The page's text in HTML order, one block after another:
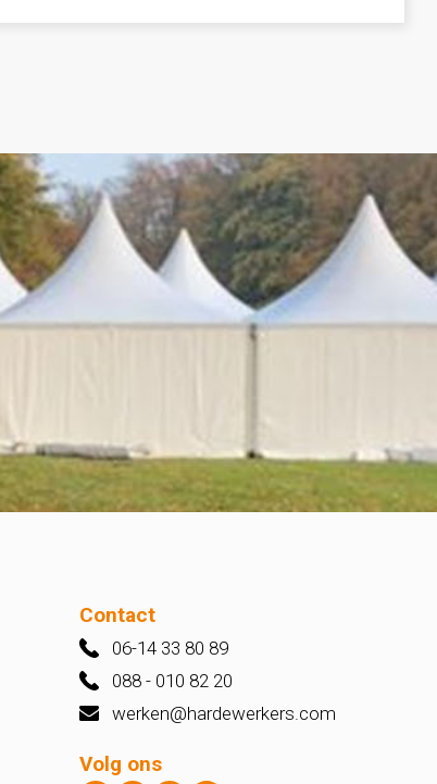
Contact
06-14 33 80 89
088 - 010 82 20
werken@hardewerkers.com
Volg ons